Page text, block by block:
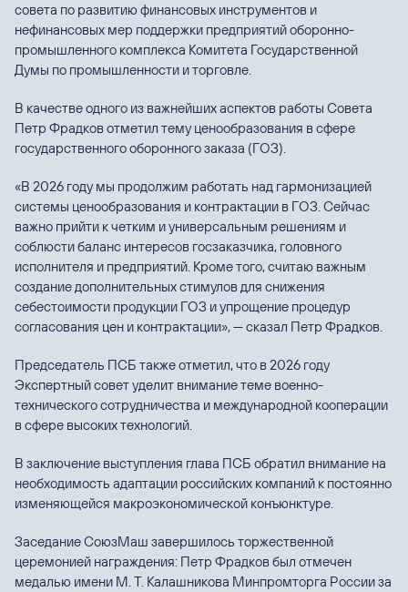
совета по развитию финансовых инструментов и
нефинансовых мер поддержки предприятий оборонно-
промышленного комплекса Комитета Государственной
Думы по промышленности и торговле.
В качестве одного из важнейших аспектов работы Совета
Петр Фрадков отметил тему ценообразования в сфере
государственного оборонного заказа (ГОЗ).
«В 2026 году мы продолжим работать над гармонизацией
системы ценообразования и контрактации в ГОЗ. Сейчас
важно прийти к четким и универсальным решениям и
соблюсти баланс интересов госзаказчика, головного
исполнителя и предприятий. Кроме того, считаю важным
создание дополнительных стимулов для снижения
себестоимости продукции ГОЗ и упрощение процедур
согласования цен и контрактации», — сказал Петр Фрадков.
Председатель ПСБ также отметил, что в 2026 году
Экспертный совет уделит внимание теме военно-
технического сотрудничества и международной кооперации
в сфере высоких технологий.
В заключение выступления глава ПСБ обратил внимание на
необходимость адаптации российских компаний к постоянно
изменяющейся макроэкономической конъюнктуре.
Заседание СоюзМаш завершилось торжественной
церемонией награждения: Петр Фрадков был отмечен
медалью имени М. Т. Калашникова Минпромторга России за